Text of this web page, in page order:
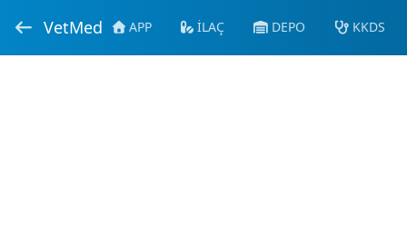
VetMed APP İLAÇ DEPO KKDS